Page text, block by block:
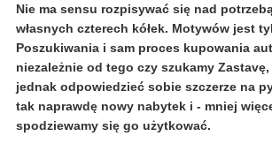
Nie ma sensu rozpisywać się nad
własnych czterech kółek. Motywów jest
Poszukiwania i sam proces kupowania
niezależnie od tego czy szukamy
jednak odpowiedzieć sobie szczerze na
tak naprawdę nowy nabytek i - mniej
spodziewamy się go użytkować.